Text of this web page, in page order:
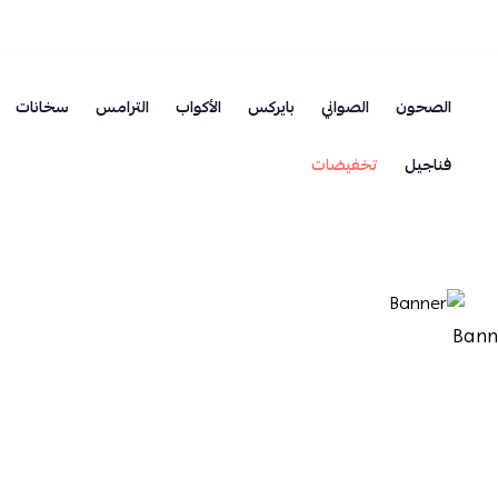
الصحون الصواني بايركس الأكواب الترامس
سخانات
فناجيل
تخفيضات